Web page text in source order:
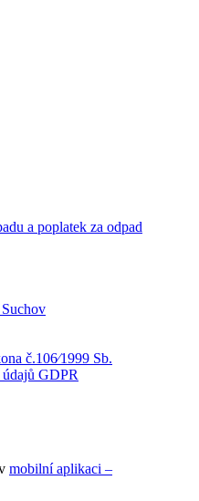
a poplatek za odpad
č.106⁄1999 Sb.
údajů GDPR
mobilní aplikaci –